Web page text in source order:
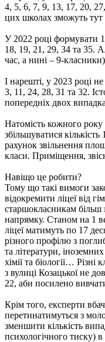
4, 5, 6, 7, 9, 13, 17, 20,
цих школах зможуть
У 2022 році формувати
18, 19, 21, 29, 34 та 35.
час, а нині – 9-
І нарешті, у 2023 році
3, 11, 24, 28, 31 та 32.
попередніх двох
Натомість кожного
збільшуватися
рахунок звільнення
класи. Приміщення,
Навіщо це робити?
Тому що такі вимоги
відокремити ліцеї від
старшокласникам більш
напрямку. Станом на 1
ліцеї матимуть по 17
різного профілю з
та літератури,
хімії та біології…
з вулиці Козацької не
22, аби посилено
Крім того, експерти
перетинатимуться з
зменшити кількість
психологічного тиску) в